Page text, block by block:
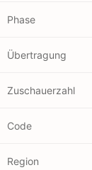
Phase
Übertragung
Zuschauerzahl
Code
Region